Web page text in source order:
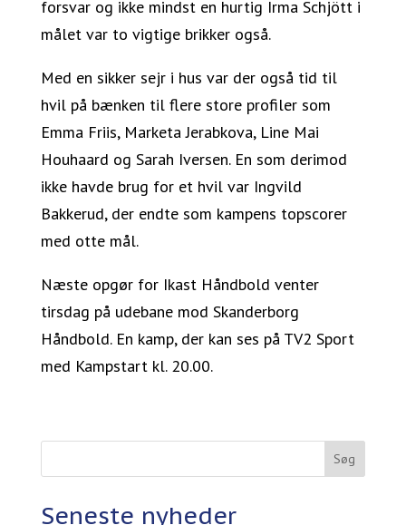
forsvar og ikke mindst en hurtig Irma Schjött i
målet var to vigtige brikker også.
Med en sikker sejr i hus var der også tid til
hvil på bænken til flere store profiler som
Emma Friis, Marketa Jerabkova, Line Mai
Houhaard og Sarah Iversen. En som derimod
ikke havde brug for et hvil var Ingvild
Bakkerud, der endte som kampens topscorer
med otte mål.
Næste opgør for Ikast Håndbold venter
tirsdag på udebane mod Skanderborg
Håndbold. En kamp, der kan ses på TV2 Sport
med Kampstart kl. 20.00.
Søg
Seneste nyheder